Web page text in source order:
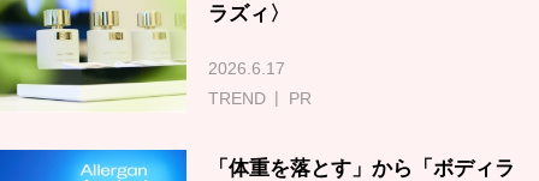
ラズィ〉
2026.6.17
TREND
PR
「体重を落とす」から「ボディラ